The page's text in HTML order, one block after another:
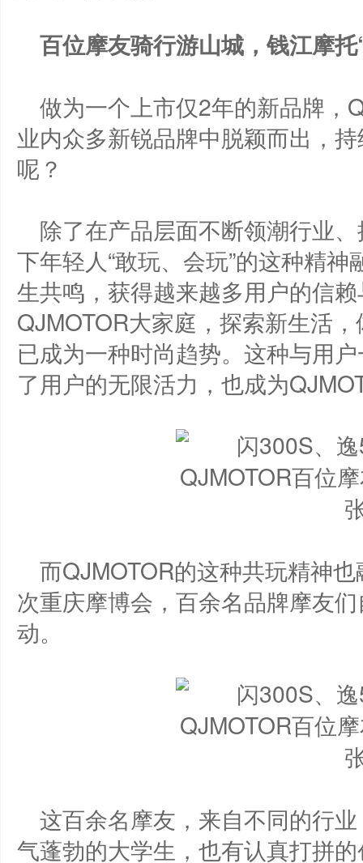
百位摩友骑行游山城，钱江摩托
做为一个上市仅2年的新品牌，
业内众多新锐品牌中脱颖而出，
呢？
除了在产品层面不断领潮行业
下年轻人“敢玩、会玩”的这种精
生共鸣，获得越来越多用户的信
QJMOTOR大家庭，探索新生活
已成为一种时尚趋势。这种与用
了用户的无限活力，也成为
而QJMOTOR的这种共玩精神
次重庆摩博会，百余名品牌摩友
动。
这百余名摩友，来自不同的行
气蓬勃的大学生，也有认真打拼